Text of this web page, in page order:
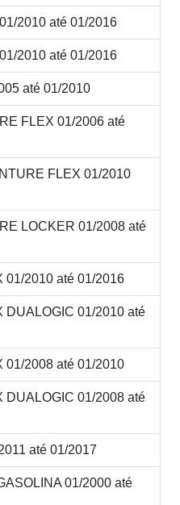
2010 até 01/2016
2010 até 01/2016
até 01/2010
FLEX 01/2006 até
FLEX 01/2010
LOCKER 01/2008 até
01/2010 até 01/2016
DUALOGIC 01/2010 até
01/2008 até 01/2010
DUALOGIC 01/2008 até
até 01/2017
01/2000 até